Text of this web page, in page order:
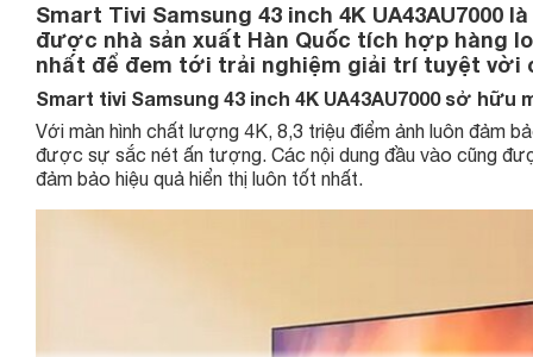
Smart Tivi Samsung 43 inch 4K UA43AU7000
được nhà sản xuất Hàn Quốc tích hợp hàng
nhất để đem tới trải nghiệm giải trí tuyệt
Smart tivi Samsung 43 inch 4K UA43AU7000 sở
Với màn hình chất lượng 4K, 8,3 triệu điểm ảnh luôn đảm
được sự sắc nét ấn tượng. Các nội dung đầu vào cũng
đảm bảo hiệu quả hiển thị luôn tốt nhất.